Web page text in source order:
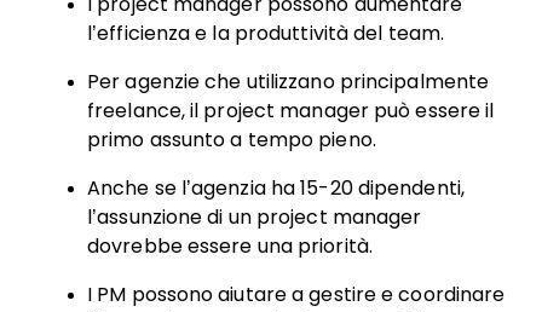
I project manager possono aumentare
l’efficienza e la produttività del team.
Per agenzie che utilizzano principalmente
freelance, il project manager può essere il
primo assunto a tempo pieno.
Anche se l’agenzia ha 15-20 dipendenti,
l’assunzione di un project manager
dovrebbe essere una priorità.
I PM possono aiutare a gestire e coordinare